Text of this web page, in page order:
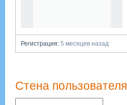
Регистрация:5 месяцев назад
Стена пользователя